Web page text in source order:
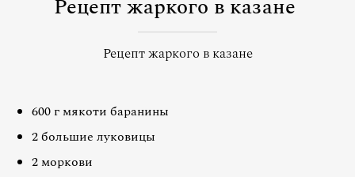
Рецепт жаркого в казане
Рецепт жаркого в казане
600 г мякоти баранины
2 большие луковицы
2 моркови